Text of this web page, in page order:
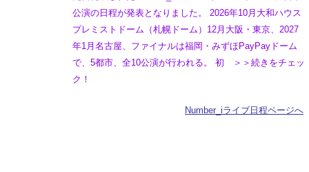
公演の日程が発表となりました。 2026年10月大和ハウス
プレミストドーム（札幌ドーム）12月大阪・東京、2027
年1月名古屋、ファイナルは福岡・みずほPayPayドーム
で、5都市、全10公演が行われる。 初 ＞＞続きをチェッ
ク！
Number_iライブ日程ページへ